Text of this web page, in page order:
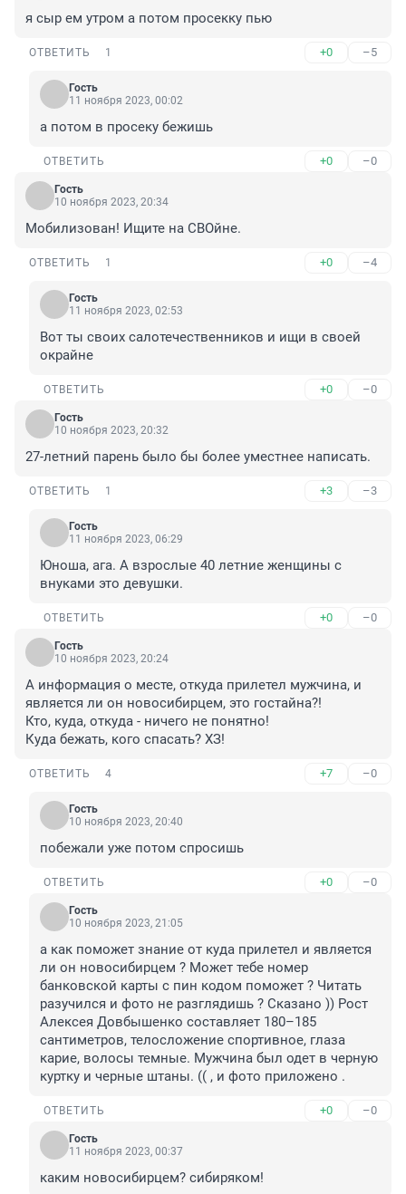
я сыр ем утром а потом просекку пью
ОТВЕТИТЬ 1 +0 –5
Гость
11 ноября 2023, 00:02
а потом в просеку бежишь
ОТВЕТИТЬ +0 –0
Гость
10 ноября 2023, 20:34
Мобилизован! Ищите на СВОйне.
ОТВЕТИТЬ 1 +0 –4
Гость
11 ноября 2023, 02:53
Вот ты своих салотечественников и ищи в своей
окрайне
ОТВЕТИТЬ +0 –0
Гость
10 ноября 2023, 20:32
27-летний парень было бы более уместнее написать.
ОТВЕТИТЬ 1 +3 –3
Гость
11 ноября 2023, 06:29
Юноша, ага. А взрослые 40 летние женщины с
внуками это девушки.
ОТВЕТИТЬ +0 –0
Гость
10 ноября 2023, 20:24
А информация о месте, откуда прилетел мужчина, и
является ли он новосибирцем, это гостайна?!
Кто, куда, откуда - ничего не понятно!
Куда бежать, кого спасать? ХЗ!
ОТВЕТИТЬ 4 +7 –0
Гость
10 ноября 2023, 20:40
побежали уже потом спросишь
ОТВЕТИТЬ +0 –0
Гость
10 ноября 2023, 21:05
а как поможет знание от куда прилетел и является
ли он новосибирцем ? Может тебе номер
банковской карты с пин кодом поможет ? Читать
разучился и фото не разглядишь ? Сказано )) Рост
Алексея Довбышенко составляет 180–185
сантиметров, телосложение спортивное, глаза
карие, волосы темные. Мужчина был одет в черную
куртку и черные штаны. (( , и фото приложено .
ОТВЕТИТЬ +0 –0
Гость
11 ноября 2023, 00:37
каким новосибирцем? сибиряком!